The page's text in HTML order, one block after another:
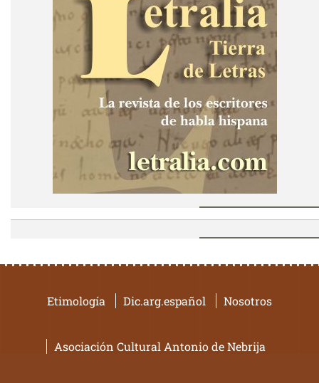
Etimología Dic.arg.español Nosotros
Asociación Cultural Antonio de Nebrija